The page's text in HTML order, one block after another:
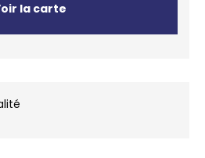
la carte